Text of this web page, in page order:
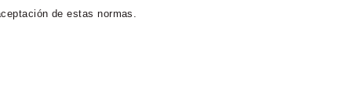
de estas normas.